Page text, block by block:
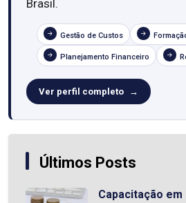
Brasil.
Gestão de Custos
Planejamento Financeiro
Ver perfil completo
Últimos Posts
Capacitação